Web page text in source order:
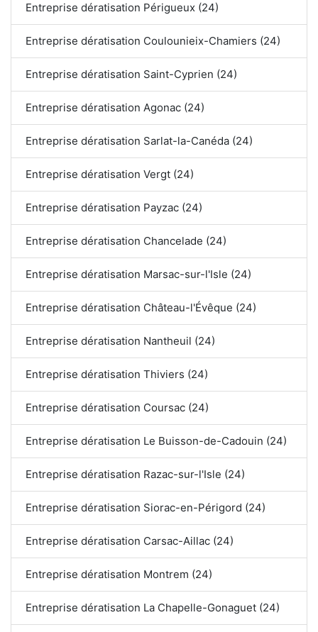
Entreprise dératisation Périgueux (24)
Entreprise dératisation Coulounieix-Chamiers (24)
Entreprise dératisation Saint-Cyprien (24)
Entreprise dératisation Agonac (24)
Entreprise dératisation Sarlat-la-Canéda (24)
Entreprise dératisation Vergt (24)
Entreprise dératisation Payzac (24)
Entreprise dératisation Chancelade (24)
Entreprise dératisation Marsac-sur-l'Isle (24)
Entreprise dératisation Château-l'Évêque (24)
Entreprise dératisation Nantheuil (24)
Entreprise dératisation Thiviers (24)
Entreprise dératisation Coursac (24)
Entreprise dératisation Le Buisson-de-Cadouin (24)
Entreprise dératisation Razac-sur-l'Isle (24)
Entreprise dératisation Siorac-en-Périgord (24)
Entreprise dératisation Carsac-Aillac (24)
Entreprise dératisation Montrem (24)
Entreprise dératisation La Chapelle-Gonaguet (24)